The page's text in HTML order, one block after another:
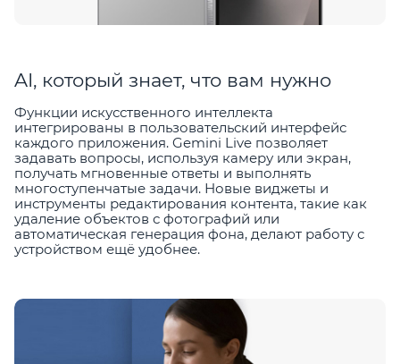
AI, который знает, что вам нужно
Функции искусственного интеллекта
интегрированы в пользовательский интерфейс
каждого приложения. Gemini Live позволяет
задавать вопросы, используя камеру или экран,
получать мгновенные ответы и выполнять
многоступенчатые задачи. Новые виджеты и
инструменты редактирования контента, такие как
удаление объектов с фотографий или
автоматическая генерация фона, делают работу с
устройством ещё удобнее.